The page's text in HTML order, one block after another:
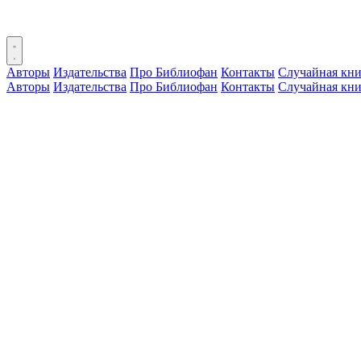
Авторы Издательства Про Библиофан Контакты Случайная
Авторы Издательства Про Библиофан Контакты Случайная